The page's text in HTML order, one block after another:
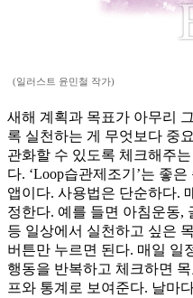
(일러스트 윤민철 작가)
새해 계획과 목표가 아무리
록 실천하는 게 무엇보다 중
관화할 수 있도록 체크해주
다. ‘Loop습관제조기’는 좋
앱이다. 사용법은 단순하다.
정한다. 예를 들면 아침운동,
등 일상에서 실천하고 싶은
버튼만 누르면 된다. 매일 일
행동을 반복하고 체크하면
프와 통계로 보여준다. 날마